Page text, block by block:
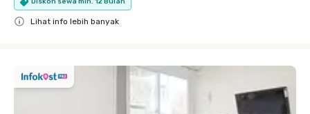
Lihat info lebih banyak